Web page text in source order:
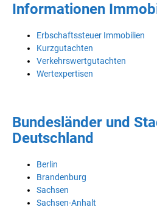
Informationen
Erbschaftssteuer Immobilien
Kurzgutachten
Verkehrswertgutachten
Wertexpertisen
Bundesländer und
Deutschland
Berlin
Brandenburg
Sachsen
Sachsen-Anhalt